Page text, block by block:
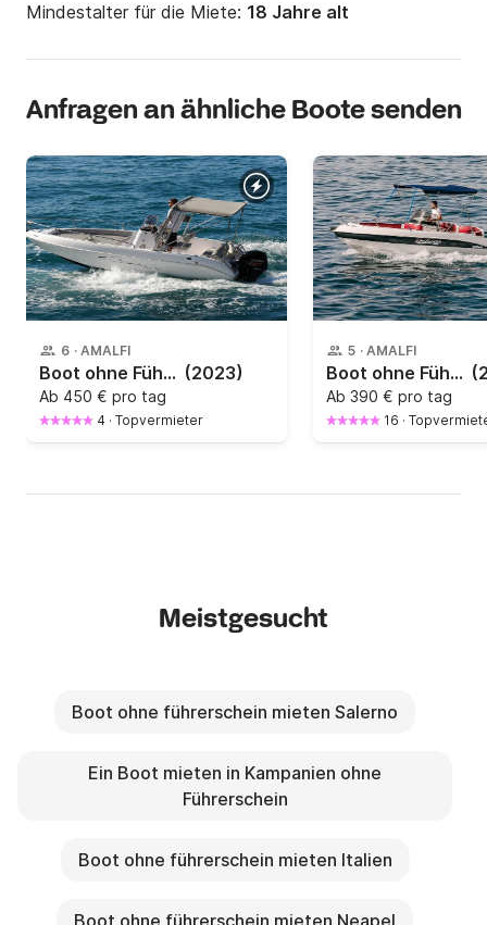
Mindestalter für die Miete: 18 Jahre alt
Anfragen an ähnliche Boote senden
6 · AMALFI
Boot ohne Führerschein Aquabat Sportline 19 (2023)
Ab 450 € pro tag
4 · Topvermieter
5 · AMALFI
Boot ohne Führerschein MARINELLO 6M 40PS
Ab 390 € pro tag
16 ·
Meistgesucht
Boot ohne führerschein mieten Salerno
Ein Boot mieten in Kampanien ohne
Führerschein
Boot ohne führerschein mieten Italien